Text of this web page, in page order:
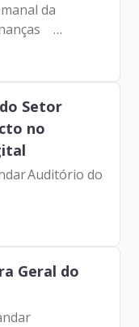
da
– Presidente |
da
Setor
no
Auditório do
Geral do